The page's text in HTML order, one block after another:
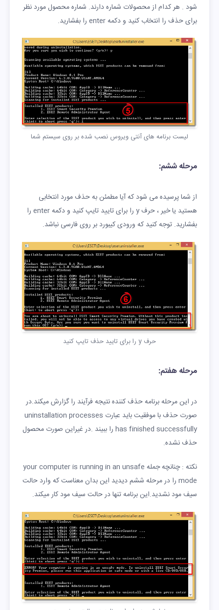
شود . هر کدام از محصولات شماره دارند. شماره محصول مورد نظر
برای حذف را انتخاب کنید و دکمه enter را بفشارید.
لیست برنامه های آنتی ویروس نصب شده بر روی سیستم شما
مرحله ششم:
از شما پرسیده می شود که آیا مطمئن به حذف مورد انتخابی
هستید یا خیر ، حرف y را برای تایید تایپ کنید و دکمه enter را
بفشارید. توجه کنید که ورودی کیبورد بر روی فارسی نباشد.
حرف y را برای تایید حذف تایپ کنید
مرحله هفتم:
در این مرحله برنامه حذف کننده نتیجه فرآیند را گزارش میکند.در
صورت حذف با موفقیت باید عبارت uninstallation processes
has finished successfully را ببیند .در غیراین صورت محصول
حذف نشده.
نکته : چنانچه جمله your computer is running in an unsafe
mode را در مرحله ششم دیدید این بدان معناست که وارد حالت
سیف مود نشدید.این برنامه تنها در حالت سیف مود کار میکند.